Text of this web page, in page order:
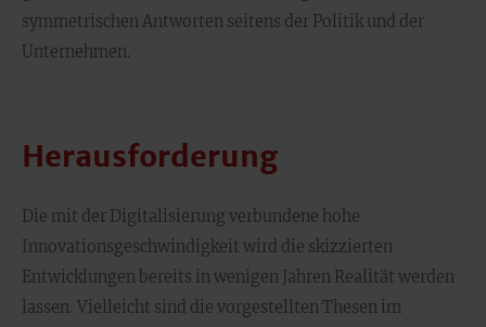
symmetrischen Antworten seitens der Politik und der
Unternehmen.
Herausforderung
Die mit der Digitalisierung verbundene hohe
Innovationsgeschwindigkeit wird die skizzierten
Entwicklungen bereits in wenigen Jahren Realität werden
lassen. Vielleicht sind die vorgestellten Thesen im